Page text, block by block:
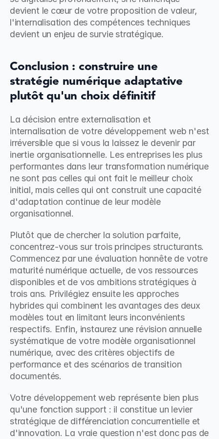
devient le cœur de votre proposition de valeur,
l'internalisation des compétences techniques
devient un enjeu de survie stratégique.
Conclusion : construire une
stratégie numérique adaptative
plutôt qu'un choix définitif
La décision entre externalisation et
internalisation de votre développement web n'est
irréversible que si vous la laissez le devenir par
inertie organisationnelle. Les entreprises les plus
performantes dans leur transformation numérique
ne sont pas celles qui ont fait le meilleur choix
initial, mais celles qui ont construit une capacité
d'adaptation continue de leur modèle
organisationnel.
Plutôt que de chercher la solution parfaite,
concentrez-vous sur trois principes structurants.
Commencez par une évaluation honnête de votre
maturité numérique actuelle, de vos ressources
disponibles et de vos ambitions stratégiques à
trois ans. Privilégiez ensuite les approches
hybrides qui combinent les avantages des deux
modèles tout en limitant leurs inconvénients
respectifs. Enfin, instaurez une révision annuelle
systématique de votre modèle organisationnel
numérique, avec des critères objectifs de
performance et des scénarios de transition
documentés.
Votre développement web représente bien plus
qu'une fonction support : il constitue un levier
stratégique de différenciation concurrentielle et
d'innovation. La vraie question n'est donc pas de